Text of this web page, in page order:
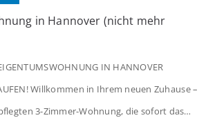
in Hannover (nicht mehr
IN HANNOVER
Willkommen in Ihrem neuen Zuhause –
3-Zimmer-Wohnung, die sofort das